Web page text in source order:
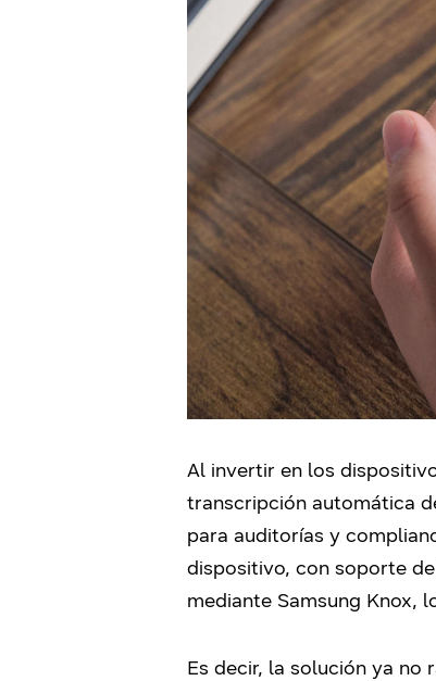
Al invertir en los
transcripción automática
para auditorías y
dispositivo, con soporte
mediante Samsung Knox,
Es decir, la solución ya no